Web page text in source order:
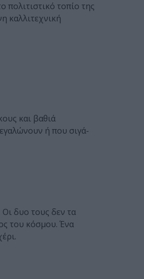
τοπίο της
καλλιτεχνική
και βαθιά
ή που σιγά-
Οι δυο τους δεν τα
του κόσμου. Ένα